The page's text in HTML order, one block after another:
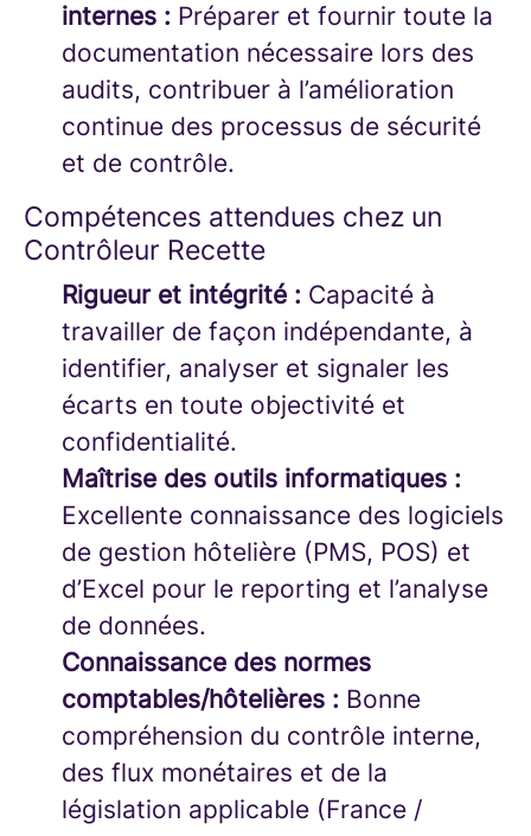
internes : Préparer et fournir toute la
documentation nécessaire lors des
audits, contribuer à l’amélioration
continue des processus de sécurité
et de contrôle.
Compétences attendues chez un
Contrôleur Recette
Rigueur et intégrité : Capacité à
travailler de façon indépendante, à
identifier, analyser et signaler les
écarts en toute objectivité et
confidentialité.
Maîtrise des outils informatiques :
Excellente connaissance des logiciels
de gestion hôtelière (PMS, POS) et
d’Excel pour le reporting et l’analyse
de données.
Connaissance des normes
comptables/hôtelières : Bonne
compréhension du contrôle interne,
des flux monétaires et de la
législation applicable (France /